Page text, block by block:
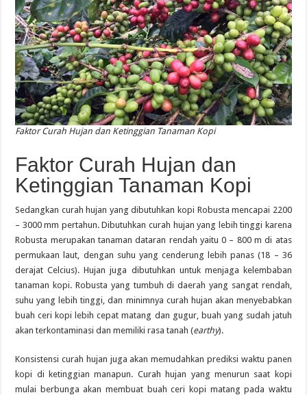
Faktor Curah Hujan dan Ketinggian Tanaman Kopi
Faktor Curah Hujan dan
Ketinggian Tanaman Kopi
Sedangkan curah hujan yang dibutuhkan kopi Robusta mencapai 2200
– 3000 mm pertahun. Dibutuhkan curah hujan yang lebih tinggi karena
Robusta merupakan tanaman dataran rendah yaitu 0 – 800 m di atas
permukaan laut, dengan suhu yang cenderung lebih panas (18 – 36
derajat Celcius). Hujan juga dibutuhkan untuk menjaga kelembaban
tanaman kopi. Robusta yang tumbuh di daerah yang sangat rendah,
suhu yang lebih tinggi, dan minimnya curah hujan akan menyebabkan
buah ceri kopi lebih cepat matang dan gugur, buah yang sudah jatuh
akan terkontaminasi dan memiliki rasa tanah (earthy).
Konsistensi curah hujan juga akan memudahkan prediksi waktu panen
kopi di ketinggian manapun. Curah hujan yang menurun saat kopi
mulai berbunga akan membuat buah ceri kopi matang pada waktu